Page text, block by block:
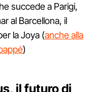
succede a Parigi,
al Barcellona, il
la Joya (anche alla
)
il futuro di